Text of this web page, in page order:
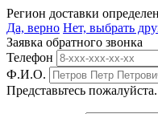
Регион доставки
Да, верно Нет, выбрать
Заявка обратного звонка
Телефон
Ф.И.О.
Представьтесь пожалуйста.